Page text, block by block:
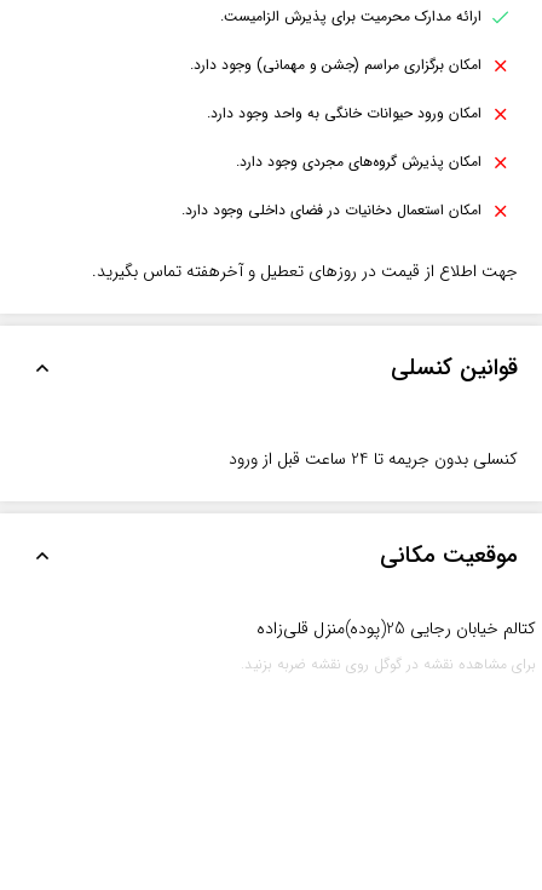
ارائه مدارک محرمیت برای پذیرش الزامیست.
امکان برگزاری مراسم (جشن و مهمانی) وجود دارد.
امکان ورود حیوانات خانگی به واحد وجود دارد.
امکان پذیرش گروه‌های مجردی وجود دارد.
امکان استعمال دخانیات در فضای داخلی وجود دارد.
جهت اطلاع از قیمت در روزهای تعطیل و آخرهفته تماس بگیرید.
قوانین کنسلی
کنسلی بدون جریمه تا 24 ساعت قبل از ورود
موقعیت مکانی
کتالم خیابان رجایی 25(پوده)منزل قلی‌زاده
برای مشاهده نقشه در گوگل روی نقشه ضربه بزنید.